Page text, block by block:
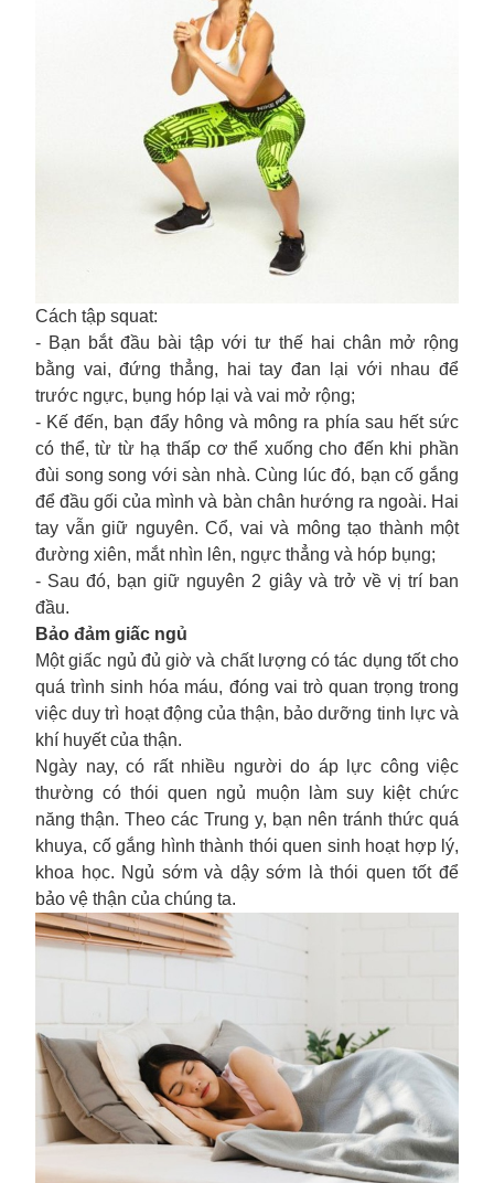
Cách tập squat:
- Bạn bắt đầu bài tập với tư thế hai chân mở rộng
bằng vai, đứng thẳng, hai tay đan lại với nhau để
trước ngực, bụng hóp lại và vai mở rộng;
- Kế đến, bạn đẩy hông và mông ra phía sau hết sức
có thể, từ từ hạ thấp cơ thể xuống cho đến khi phần
đùi song song với sàn nhà. Cùng lúc đó, bạn cố gắng
để đầu gối của mình và bàn chân hướng ra ngoài. Hai
tay vẫn giữ nguyên. Cổ, vai và mông tạo thành một
đường xiên, mắt nhìn lên, ngực thẳng và hóp bụng;
- Sau đó, bạn giữ nguyên 2 giây và trở về vị trí ban
đầu.
Bảo đảm giấc ngủ
Một giấc ngủ đủ giờ và chất lượng có tác dụng tốt cho
quá trình sinh hóa máu, đóng vai trò quan trọng trong
việc duy trì hoạt động của thận, bảo dưỡng tinh lực và
khí huyết của thận.
Ngày nay, có rất nhiều người do áp lực công việc
thường có thói quen ngủ muộn làm suy kiệt chức
năng thận. Theo các Trung y, bạn nên tránh thức quá
khuya, cố gắng hình thành thói quen sinh hoạthợp lý,
khoa học. Ngủ sớm và dậy sớm là thói quen tốt để
bảo vệ thận của chúng ta.